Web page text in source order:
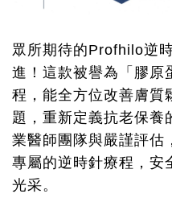
眾所期待的Profhilo逆
進！這款被譽為「膠原
程，能全方位改善膚質
題，重新定義抗老保養
業醫師團隊與嚴謹評估
專屬的逆時針療程，安
光采。